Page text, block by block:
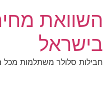
לתוכן
השוואת
בישראל
חבילות סלולר משתלמות